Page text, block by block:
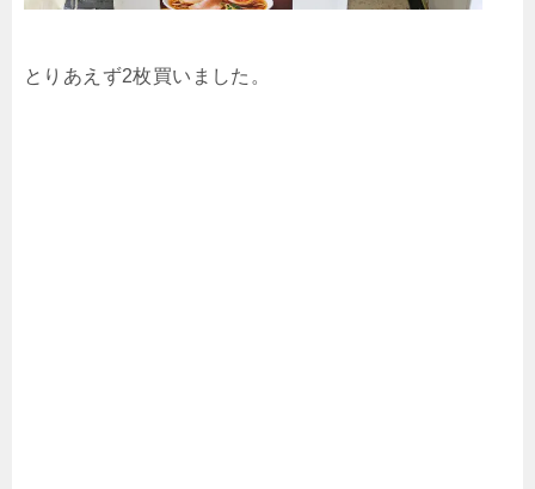
とりあえず2枚買いました。